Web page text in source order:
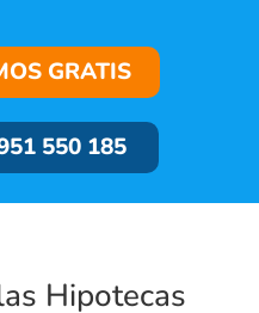
GRATIS
550 185
Hipotecas